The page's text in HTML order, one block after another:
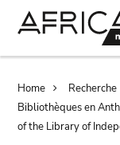
Home Recherche
Bibliothèques en
of the Library of